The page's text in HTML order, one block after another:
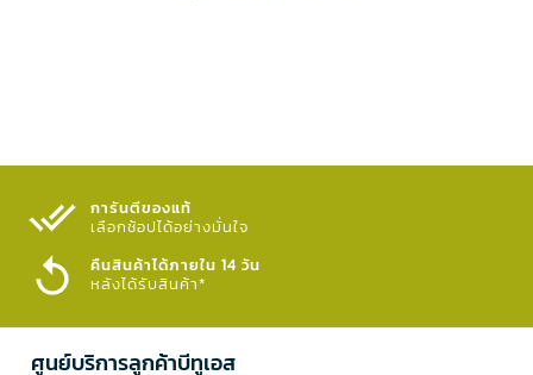
การันตีของแท้
เลือกช้อปได้อย่างมั่นใจ​
คืนสินค้าได้ภายใน 14 วัน
หลังได้รับสินค้า*
ศูนย์บริการลูกค้าบีทูเอส